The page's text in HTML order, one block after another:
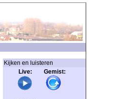
Kijken en luisteren
Live: Gemist: